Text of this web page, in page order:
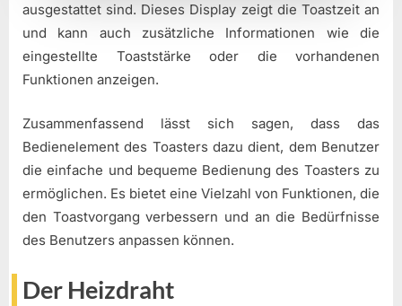
ausgestattet sind. Dieses Display zeigt die Toastzeit an
und kann auch zusätzliche Informationen wie die
eingestellte Toaststärke oder die vorhandenen
Funktionen anzeigen.
Zusammenfassend lässt sich sagen, dass das
Bedienelement des Toasters dazu dient, dem Benutzer
die einfache und bequeme Bedienung des Toasters zu
ermöglichen. Es bietet eine Vielzahl von Funktionen, die
den Toastvorgang verbessern und an die Bedürfnisse
des Benutzers anpassen können.
Der Heizdraht